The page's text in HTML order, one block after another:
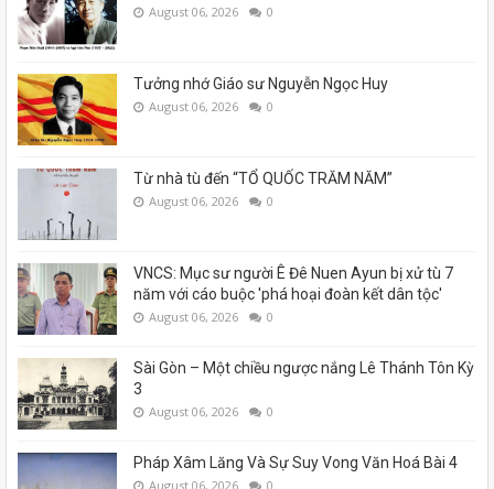
August 06, 2026 0
Tưởng nhớ Giáo sư Nguyễn Ngọc Huy
August 06, 2026 0
Từ nhà tù đến “TỔ QUỐC TRĂM NĂM”
August 06, 2026 0
VNCS: Mục sư người Ê Đê Nuen Ayun bị xử tù 7
năm với cáo buộc 'phá hoại đoàn kết dân tộc'
August 06, 2026 0
Sài Gòn – Một chiều ngược nắng Lê Thánh Tôn Kỳ
3
August 06, 2026 0
Pháp Xâm Lăng Và Sự Suy Vong Văn Hoá Bài 4
August 06, 2026 0